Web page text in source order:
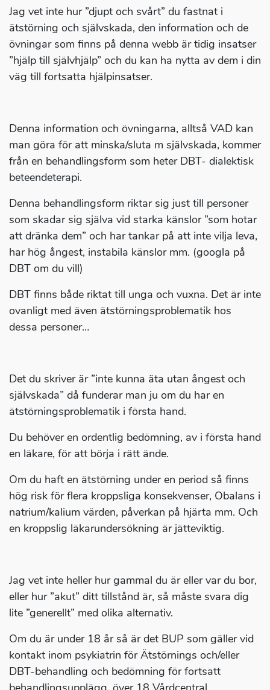
Jag vet inte hur ”djupt och svårt” du fastnat i
ätstörning och självskada, den information och de
övningar som finns på denna webb är tidig insatser
”hjälp till självhjälp” och du kan ha nytta av dem i din
väg till fortsatta hjälpinsatser.
Denna information och övningarna, alltså VAD kan
man göra för att minska/sluta m självskada, kommer
från en behandlingsform som heter DBT- dialektisk
beteendeterapi.
Denna behandlingsform riktar sig just till personer
som skadar sig själva vid starka känslor ”som hotar
att dränka dem” och har tankar på att inte vilja leva,
har hög ångest, instabila känslor mm. (googla på
DBT om du vill)
DBT finns både riktat till unga och vuxna. Det är inte
ovanligt med även ätstörningsproblematik hos
dessa personer…
Det du skriver är ”inte kunna äta utan ångest och
självskada” då funderar man ju om du har en
ätstörningsproblematik i första hand.
Du behöver en ordentlig bedömning, av i första hand
en läkare, för att börja i rätt ände.
Om du haft en ätstörning under en period så finns
hög risk för flera kroppsliga konsekvenser, Obalans i
natrium/kalium värden, påverkan på hjärta mm. Och
en kroppslig läkarundersökning är jätteviktig.
Jag vet inte heller hur gammal du är eller var du bor,
eller hur ”akut” ditt tillstånd är, så måste svara dig
lite ”generellt” med olika alternativ.
Om du är under 18 år så är det BUP som gäller vid
kontakt inom psykiatrin för Ätstörnings och/eller
DBT-behandling och bedömning för fortsatt